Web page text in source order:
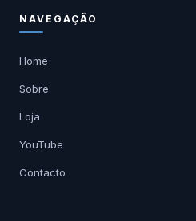
NAVEGAÇÃO
Home
Sobre
Loja
YouTube
Contacto